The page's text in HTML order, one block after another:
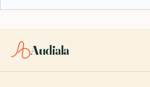
Audiala